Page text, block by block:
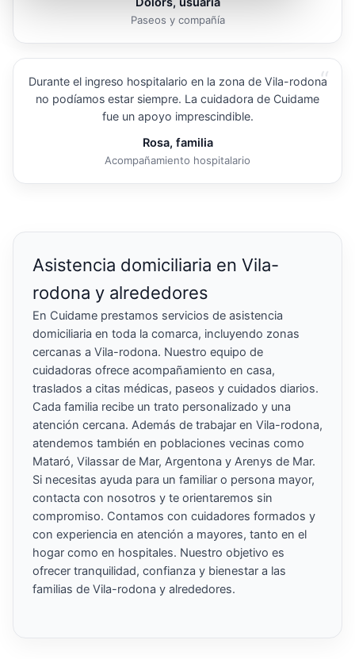
Paseos y compañía
“
Durante el ingreso hospitalario en la zona de Vila-rodona
no podíamos estar siempre. La cuidadora de Cuidame
fue un apoyo imprescindible.
Rosa, familia
Acompañamiento hospitalario
Asistencia domiciliaria en Vila-
rodona y alrededores
En Cuidame prestamos servicios de asistencia
domiciliaria en toda la comarca, incluyendo zonas
cercanas a Vila-rodona. Nuestro equipo de
cuidadoras ofrece acompañamiento en casa,
traslados a citas médicas, paseos y cuidados diarios.
Cada familia recibe un trato personalizado y una
atención cercana. Además de trabajar en Vila-rodona,
atendemos también en poblaciones vecinas como
Mataró, Vilassar de Mar, Argentona y Arenys de Mar.
Si necesitas ayuda para un familiar o persona mayor,
contacta con nosotros y te orientaremos sin
compromiso. Contamos con cuidadores formados y
con experiencia en atención a mayores, tanto en el
hogar como en hospitales. Nuestro objetivo es
ofrecer tranquilidad, confianza y bienestar a las
familias de Vila-rodona y alrededores.